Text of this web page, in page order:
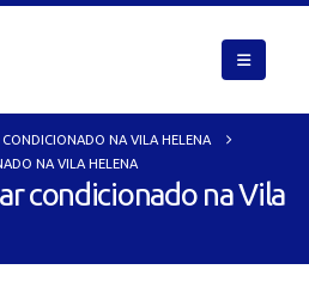
CONDICIONADO NA VILA HELENA
NA VILA HELENA
condicionado na Vila